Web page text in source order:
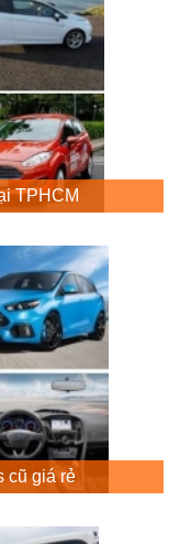
TPHCM
cũ giá rẻ